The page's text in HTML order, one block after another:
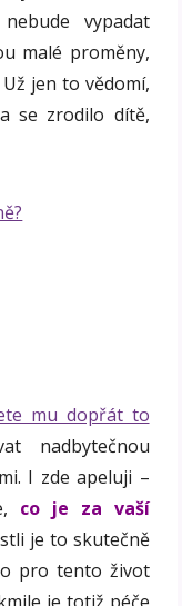
vypadat
malé proměny,
jen to vědomí,
se zrodilo dítě,
mu dopřát to
nadbytečnou
I zde apeluji –
co je za vaší
je to skutečně
pro tento život
je totiž péče